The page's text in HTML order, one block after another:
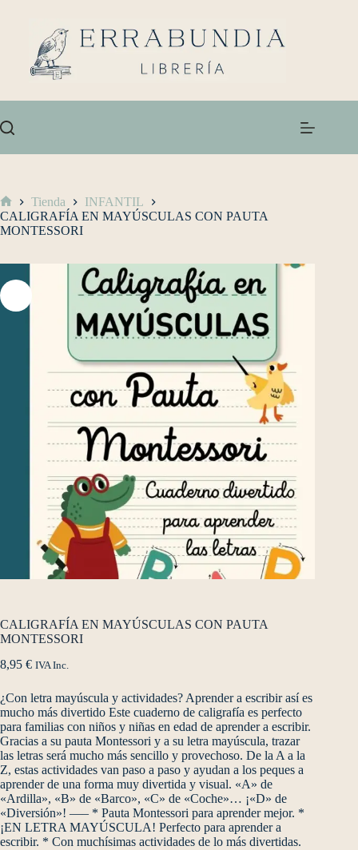
Tienda
INFANTIL
CALIGRAFÍA EN MAYÚSCULAS CON PAUTA
MONTESSORI
CALIGRAFÍA EN MAYÚSCULAS CON PAUTA
MONTESSORI
8,95 € IVA Inc.
¿Con letra mayúscula y actividades? Aprender a escribir así es
mucho más divertido Este cuaderno de caligrafía es perfecto
para familias con niños y niñas en edad de aprender a escribir.
Gracias a su pauta Montessori y a su letra mayúscula, trazar
las letras será mucho más sencillo y provechoso. De la A a la
Z, estas actividades van paso a paso y ayudan a los peques a
aprender de una forma muy divertida y visual. «A» de
«Ardilla», «B» de «Barco», «C» de «Coche»… ¡«D» de
«Diversión»! —– * Pauta Montessori para aprender mejor. *
¡EN LETRA MAYÚSCULA! Perfecto para aprender a
escribir. * Con muchísimas actividades de lo más divertidas.